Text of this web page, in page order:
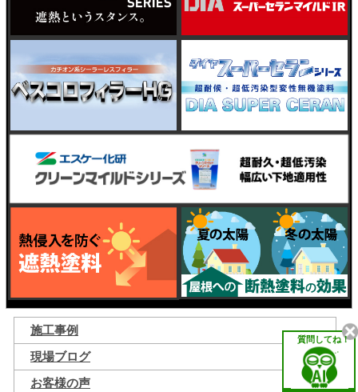
施工事例
現場ブログ
お客様の声
質問してね！